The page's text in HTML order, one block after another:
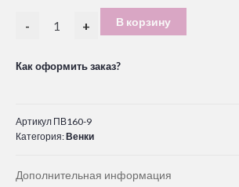
- + В корзину
Как оформить заказ?
Артикул ПВ160-9
Категория:Венки
Дополнительная информация